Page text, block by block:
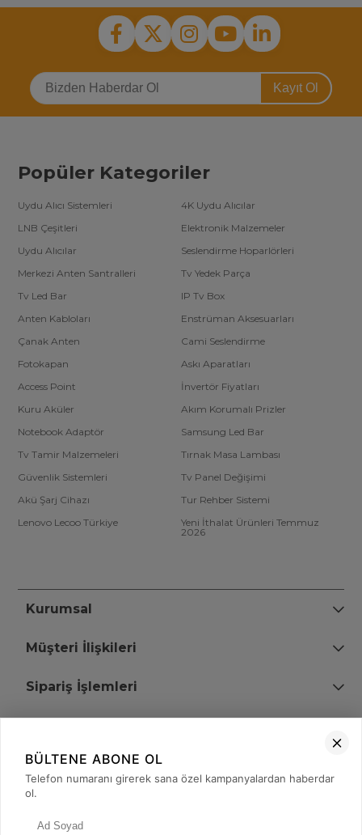
Kayıt Ol
Popüler Kategoriler
Uydu Alıcı Sistemleri
4K Uydu Alıcılar
LNB Çeşitleri
Elektronik Malzemeler
Uydu Alıcılar
Seslendirme Hoparlörleri
Merkezi Anten Santralleri
Tv Yedek Parça
Tv Led Bar
IP Tv Box
Anten Kabloları
Enstrüman Aksesuarları
Çanak Anten
Cami Seslendirme
Fotokapan
Askı Aparatları
Access Point
İnvertör Fiyatları
Kuru Aküler
Akım Korumalı Prizler
Notebook Adaptör
Samsung Led Bar
Tv Tamir Malzemeleri
Tırnak Masa Lambası
Güvenlik Sistemleri
Tv Panel Değişimi
Akü Şarj Cihazı
Tur Rehber Sistemi
Lenovo Lecoo Türkiye
Yeni İthalat Ürünleri Temmuz
2026
Kurumsal
Müşteri İlişkileri
Sipariş İşlemleri
+90 (850) 473 08 08
BÜLTENE ABONE OL
Telefon numaranı girerek sana özel kampanyalardan haberdar
ol.